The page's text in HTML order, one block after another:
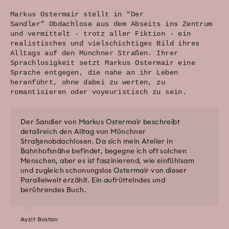
Markus Ostermair stellt in “Der
Sandler” Obdachlose aus dem Abseits ins Zentrum
und vermittelt - trotz aller Fiktion - ein
realistisches und vielschichtiges Bild ihres
Alltags auf den Münchner Straßen. Ihrer
Sprachlosigkeit setzt Markus Ostermair eine
Sprache entgegen, die nahe an ihr Leben
heranführt, ohne dabei zu werten, zu
romantisieren oder voyeuristisch zu sein.
Der Sandler von Markus Ostermair beschreibt
detailreich den Alltag von Münchner
Straßenobdachlosen. Da sich mein Atelier in
Bahnhofsnähe befindet, begegne ich oft solchen
Menschen, aber es ist faszinierend, wie einfühlsam
und zugleich schonungslos Ostermair von dieser
Parallelwelt erzählt. Ein aufrüttelndes und
berührendes Buch.
Ayzit Bostan